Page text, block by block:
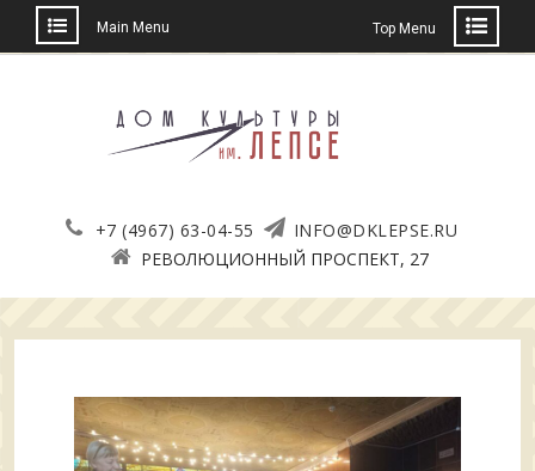
Main Menu Top Menu
+7 (4967) 63-04-55
INFO@DKLEPSE.RU
РЕВОЛЮЦИОННЫЙ ПРОСПЕКТ, 27